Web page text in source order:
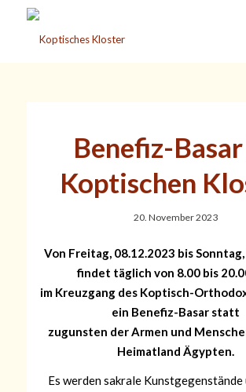
Benefiz-
Koptischen
20. November 2023
Von Freitag, 08.12.2023 bis
findet täglich von 8.00 bis
im Kreuzgang des Koptisch-
ein Benefiz-Basar statt
zugunsten der Armen und
Heimatland Ägypten.
Es werden sakrale Kunstgegenstände